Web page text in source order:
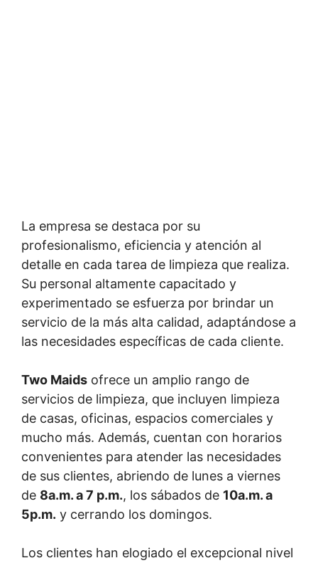
La empresa se destaca por su
profesionalismo, eficiencia y atención al
detalle en cada tarea de limpieza que realiza.
Su personal altamente capacitado y
experimentado se esfuerza por brindar un
servicio de la más alta calidad, adaptándose a
las necesidades específicas de cada cliente.
Two Maids ofrece un amplio rango de
servicios de limpieza, que incluyen limpieza
de casas, oficinas, espacios comerciales y
mucho más. Además, cuentan con horarios
convenientes para atender las necesidades
de sus clientes, abriendo de lunes a viernes
de 8a.m. a 7 p.m., los sábados de 10a.m. a
5p.m. y cerrando los domingos.
Los clientes han elogiado el excepcional nivel